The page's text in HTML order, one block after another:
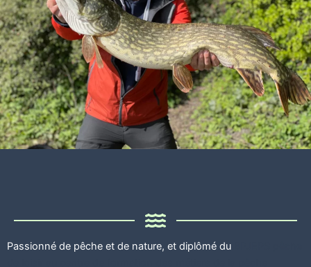
Passionné de pêche et de nature, et diplômé du